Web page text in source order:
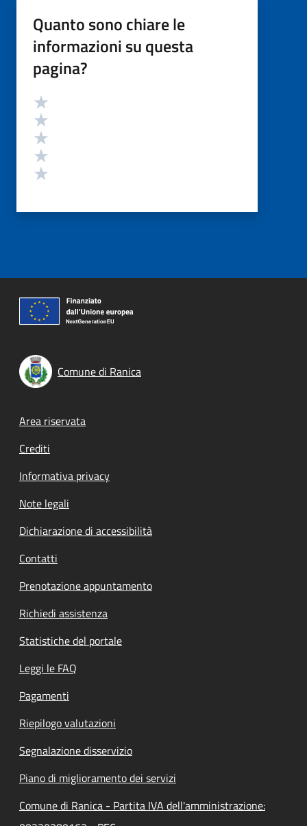
Quanto sono chiare le
informazioni su questa
pagina?
Valutazione
Comune di Ranica
Footer menu
Area riservata
Crediti
Informativa privacy
Note legali
Dichiarazione di accessibilità
Contatti
Prenotazione appuntamento
Richiedi assistenza
Statistiche del portale
Leggi le FAQ
Pagamenti
Riepilogo valutazioni
Segnalazione disservizio
Piano di miglioramento dei servizi
Comune di Ranica - Partita IVA dell'amministrazione: